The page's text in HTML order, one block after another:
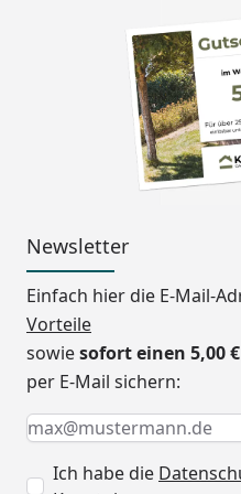
Höhe
Durchfahrtshöhe
Stützen
Windbeständigkeit
Schneelast
Erhältliche Farben
Newsletter
Einfach hier die E-Mail-
Vorteile
sowiesofort einen 5,00
per E-Mail sichern:
Keine Eingabe
Eingabe erforderlich
E-Mail *
Ich habe die